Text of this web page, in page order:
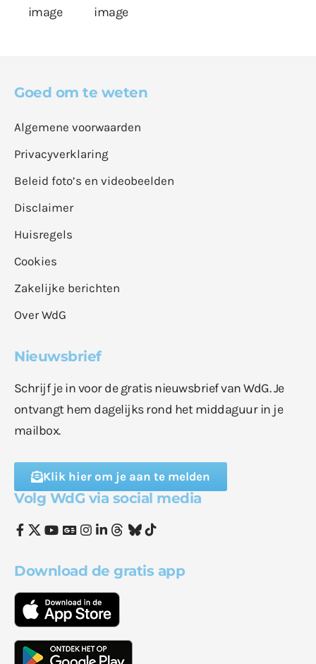
Goed om te weten
Algemene voorwaarden
Privacyverklaring
Beleid foto’s en videobeelden
Disclaimer
Huisregels
Cookies
Zakelijke berichten
Over WdG
Nieuwsbrief
Schrijf je in voor de gratis nieuwsbrief van WdG. Je
ontvangt hem dagelijks rond het middaguur in je
mailbox.
Klik hier om je aan te melden
Volg WdG via social media
Download de gratis app